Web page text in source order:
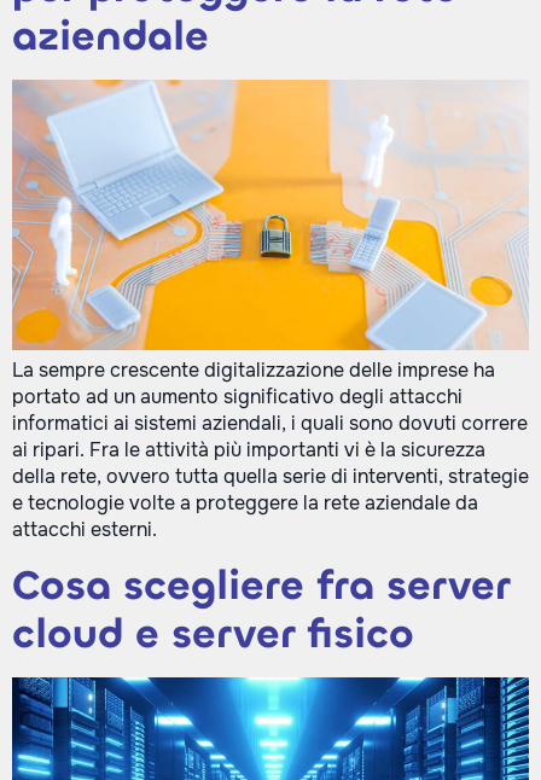
aziendale
La sempre crescente digitalizzazione delle imprese ha
portato ad un aumento significativo degli attacchi
informatici ai sistemi aziendali, i quali sono dovuti correre
ai ripari. Fra le attività più importanti vi è la sicurezza
della rete, ovvero tutta quella serie di interventi, strategie
e tecnologie volte a proteggere la rete aziendale da
attacchi esterni.
Cosa scegliere fra server
cloud e server fisico